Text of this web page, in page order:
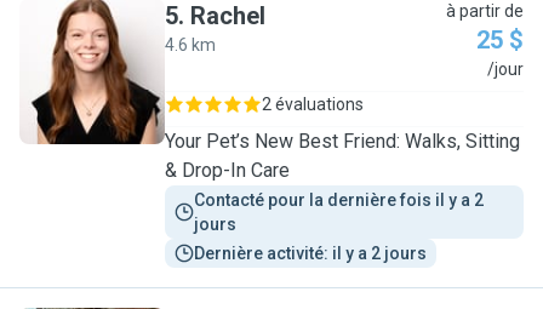
R
5. Rachel
4.6 km
à partir de
25 $
/jour
2 évaluations
Your Pet’s New Best Friend: Walks, Sitting
& Drop-In Care
Contacté pour la dernière fois il y a 2
jours
Dernière activité: il y a 2 jours